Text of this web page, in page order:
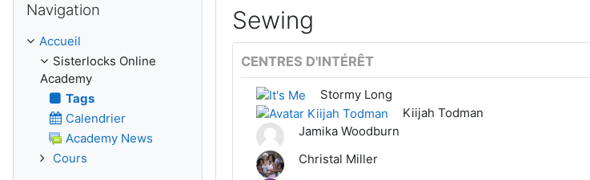
Sewing
CENTRES D'INTÉRÊT
Stormy Long
Kiijah Todman
Jamika Woodburn
Christal Miller
Navigation
Accueil
Sisterlocks Online
Academy
Tags
Calendrier
Academy News
Cours